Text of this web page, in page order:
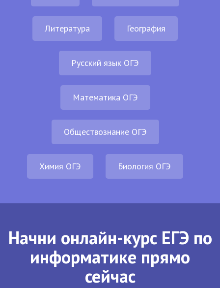
Литература География
Русский язык ОГЭ
Математика ОГЭ
Обществознание ОГЭ
Химия ОГЭ Биология ОГЭ
Начни онлайн-курс ЕГЭ по
информатике прямо
сейчас